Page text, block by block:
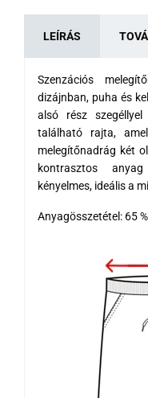
LEÍRÁS
Szenzációs
dizájnban, puha és
alsó rész
található rajta,
melegítőnadrág két
kontrasztos
kényelmes, ideális a
Anyagösszetétel: 65